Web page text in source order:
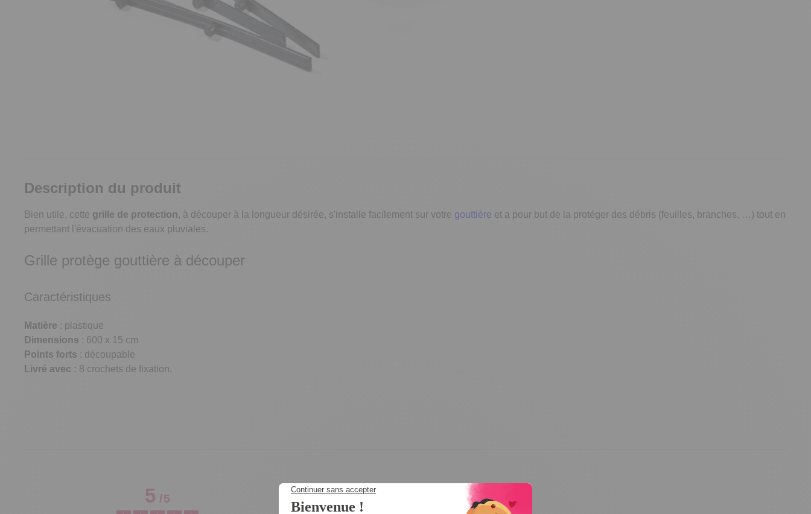
Description du produit
Bien utile, cette grille de protection, à découper à la longueur désirée, s'installe facilement sur votre gouttière et a pour but de la protéger des débris (feuilles, branches, …) tout en
permettant l'évacuation des eaux pluviales.
Grille protège gouttière à découper
Caractéristiques
Matière : plastique
Dimensions : 600 x 15 cm
Points forts : découpable
Livré avec : 8 crochets de fixation.
5/5
Avis vérifié